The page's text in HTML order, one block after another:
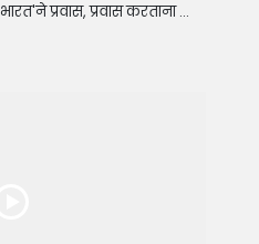
प्रवास, प्रवास करताना ...